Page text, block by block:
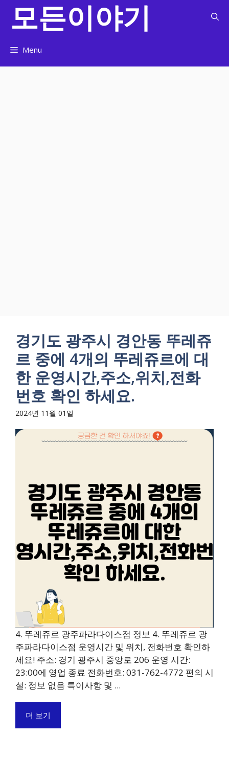
너
모든이야기
Menu
경기도 광주시 경안동 뚜레쥬
르 중에 4개의 뚜레쥬르에 대
한 운영시간,주소,위치,전화
번호 확인 하세요.
2024년 11월 01일
4. 뚜레쥬르 광주파라다이스점 정보 4. 뚜레쥬르 광
주파라다이스점 운영시간 및 위치, 전화번호 확인하
세요! 주소: 경기 광주시 중앙로 206 운영 시간:
23:00에 영업 종료 전화번호: 031-762-4772 편의 시
설: 정보 없음 특이사항 및 ...
더 보기